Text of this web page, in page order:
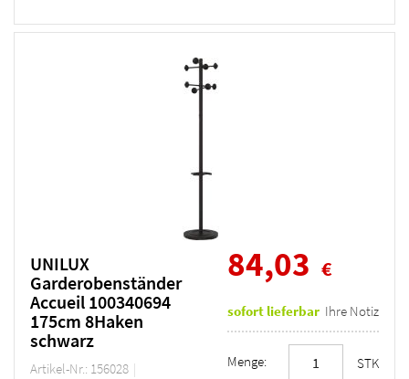
UNILUX
Garderobenständer
Accueil 100340694
175cm 8Haken
schwarz
Artikel-Nr.: 156028
84,03 €
sofort lieferbar Ihre Notiz
Menge: STK